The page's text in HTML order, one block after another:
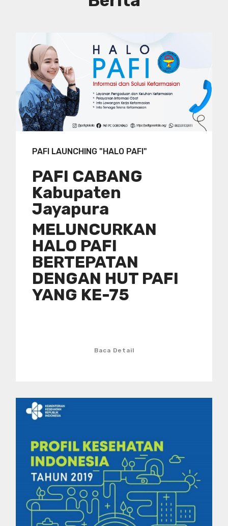
PAFI LAUNCHING "HALO PAFI"
PAFI CABANG
Kabupaten
Jayapura
MELUNCURKAN
HALO PAFI
BERTEPATAN
DENGAN HUT PAFI
YANG KE-75
Baca Detail